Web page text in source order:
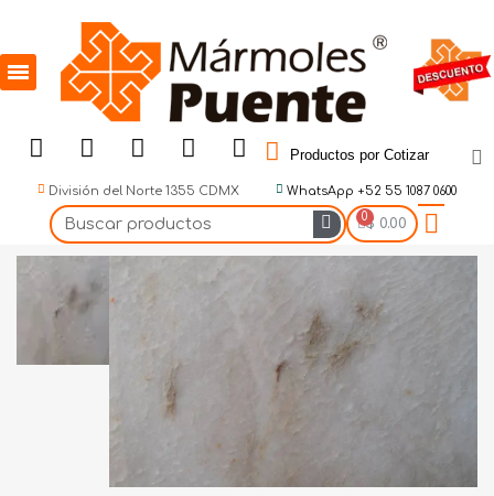
Productos por Cotizar
División del Norte 1355 CDMX WhatsApp +52 55 1087 0600
$ 0.00